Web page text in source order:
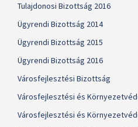
Tulajdonosi Bizottság 2016
Ügyrendi Bizottság 2014
Ügyrendi Bizottság 2015
Ügyrendi Bizottság 2016
Városfejlesztési Bizottság
Városfejlesztési és
Városfejlesztési és